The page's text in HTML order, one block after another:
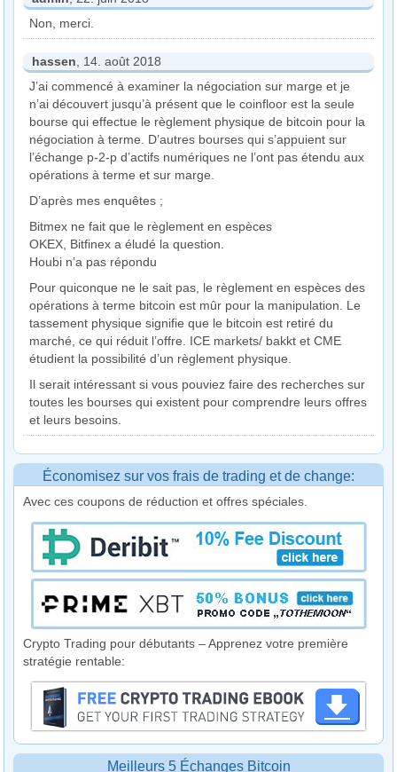
Non, merci.
hassen , 14. août 2018
J’ai commencé à examiner la négociation sur marge et je
n’ai découvert jusqu’à présent que le coinfloor est la seule
bourse qui effectue le règlement physique de bitcoin pour la
négociation à terme. D’autres bourses qui s’appuient sur
l’échange p-2-p d’actifs numériques ne l’ont pas étendu aux
opérations à terme et sur marge.
D’après mes enquêtes ;
Bitmex ne fait que le règlement en espèces
OKEX, Bitfinex a éludé la question.
Houbi n’a pas répondu
Pour quiconque ne le sait pas, le règlement en espèces des
opérations à terme bitcoin est mûr pour la manipulation. Le
tassement physique signifie que le bitcoin est retiré du
marché, ce qui réduit l’offre. ICE markets/ bakkt et CME
étudient la possibilité d’un règlement physique.
Il serait intéressant si vous pouviez faire des recherches sur
toutes les bourses qui existent pour comprendre leurs offres
et leurs besoins.
Économisez sur vos frais de trading et de change:
Avec ces coupons de réduction et offres spéciales.
Crypto Trading pour débutants – Apprenez votre première
stratégie rentable:
Meilleurs 5 Échanges Bitcoin